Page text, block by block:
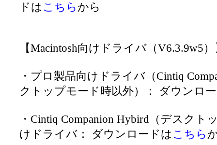
ドはこちらから
【Macintosh向けドライバ（V6.3.9w5
・プロ製品向けドライバ（Cintiq
クトップモード時以外）： ダウンロ
・Cintiq Companion Hybird（デスクト
けドライバ： ダウンロードはこちら